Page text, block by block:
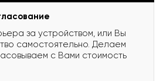
за устройством, или Вы
самостоятельно. Делаем
с Вами стоимость